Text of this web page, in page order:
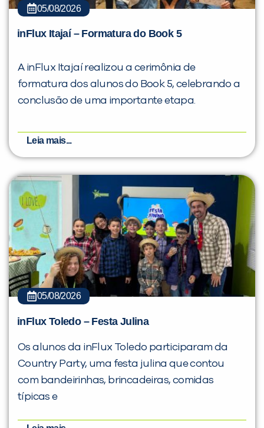
05/08/2026
inFlux Itajaí – Formatura do Book 5
A inFlux Itajaí realizou a cerimônia de
formatura dos alunos do Book 5, celebrando a
conclusão de uma importante etapa.
Leia mais...
05/08/2026
inFlux Toledo – Festa Julina
Os alunos da inFlux Toledo participaram da
Country Party, uma festa julina que contou
com bandeirinhas, brincadeiras, comidas
típicas e